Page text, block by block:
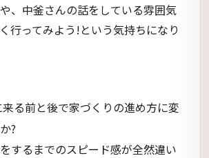
、中釜さんの話をしている雰囲気
行ってみよう!という気持ちになり
来る前と後で家づくりの進め方に変
?
するまでのスピード感が全然違い